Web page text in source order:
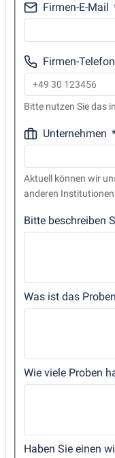
Firmen-E-Mail
Firmen-Telefon
Bitte nutzen Sie das
Unternehmen
Aktuell können wir
anderen
Bitte beschreiben
Was ist das
Wie viele Proben
Haben Sie einen